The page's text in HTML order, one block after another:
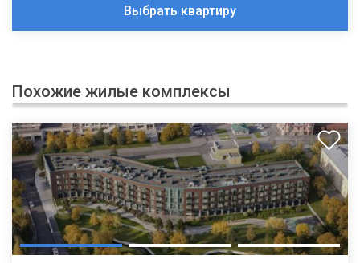
Выбрать квартиру
Похожие жилые комплексы